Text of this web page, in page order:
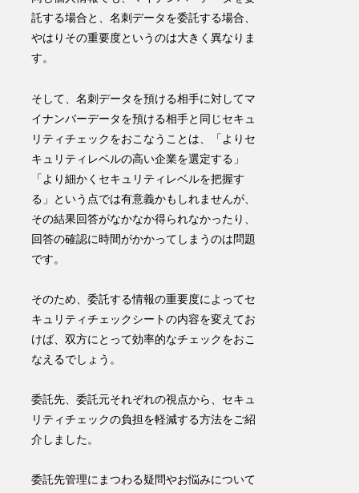
託する場合と、名刺データを委託する場合、
やはりその重要度というのは大きく異なりま
す。
そして、名刺データを預ける相手に対してマ
イナンバーデータを預ける相手と同じセキュ
リティチェックをおこなうことは、「よりセ
キュリティレベルの高い企業を選定する」
「より細かくセキュリティレベルを把握す
る」という点では有意義かもしれませんが、
その結果回答がなかなか得られなかったり、
回答の確認に時間がかかってしまうのは問題
です。
そのため、委託する情報の重要度によってセ
キュリティチェックシートの内容を変えてお
けば、双方にとって効率的なチェックをおこ
なえるでしょう。
委託先、委託元それぞれの視点から、セキュ
リティチェックの負担を軽減する方法をご紹
介しました。
委託先管理にまつわる疑問やお悩みについて